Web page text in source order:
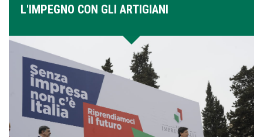
L'IMPEGNO CON GLI ARTIGIANI